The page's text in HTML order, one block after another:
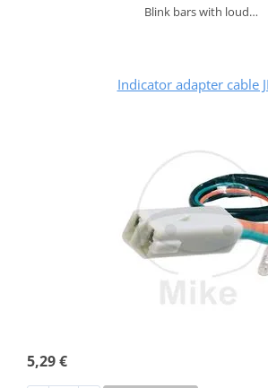
Blink bars with loud…
Indicator adapter cable
5,29 €